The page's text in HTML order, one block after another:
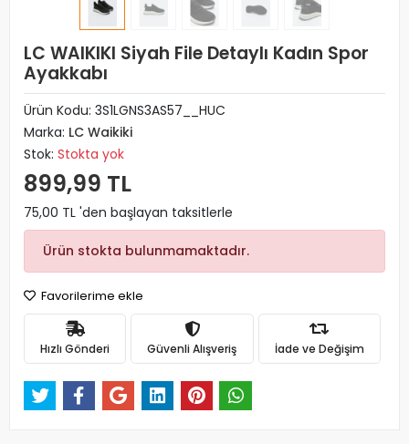
LC WAIKIKI Siyah File Detaylı Kadın Spor
Ayakkabı
Ürün Kodu: 3S1LGNS3AS57__HUC
Marka: LC Waikiki
Stok: Stokta yok
899,99 TL
75,00 TL 'den başlayan taksitlerle
Ürün stokta bulunmamaktadır.
Favorilerime ekle
Hızlı Gönderi Güvenli Alışveriş İade ve Değişim